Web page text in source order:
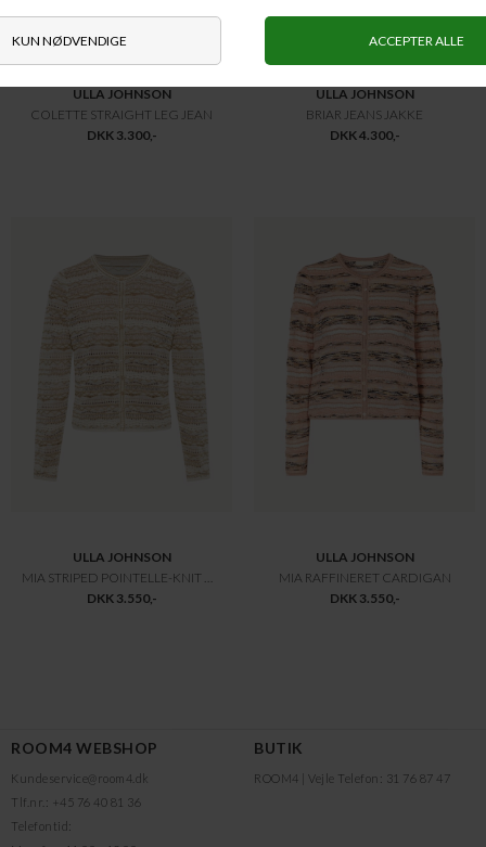
ULLA JOHNSON
COLETTE STRAIGHT LEG JEAN
DKK 3.300,-
ULLA JOHNSON
BRIAR JEANS JAKKE
DKK 4.300,-
ULLA JOHNSON
MIA STRIPED POINTELLE-KNIT CARDIGAN
DKK 3.550,-
ULLA JOHNSON
MIA RAFFINERET CARDIGAN
DKK 3.550,-
ROOM4 WEBSHOP
Kundeservice@room4.dk
Tlf.nr.: +45 76 40 81 36
Telefontid:
BUTIK
ROOM4 | Vejle Telefon: 31 76 87 47